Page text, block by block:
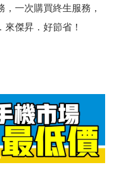
一次購買終生服務，
傑昇．好節省！